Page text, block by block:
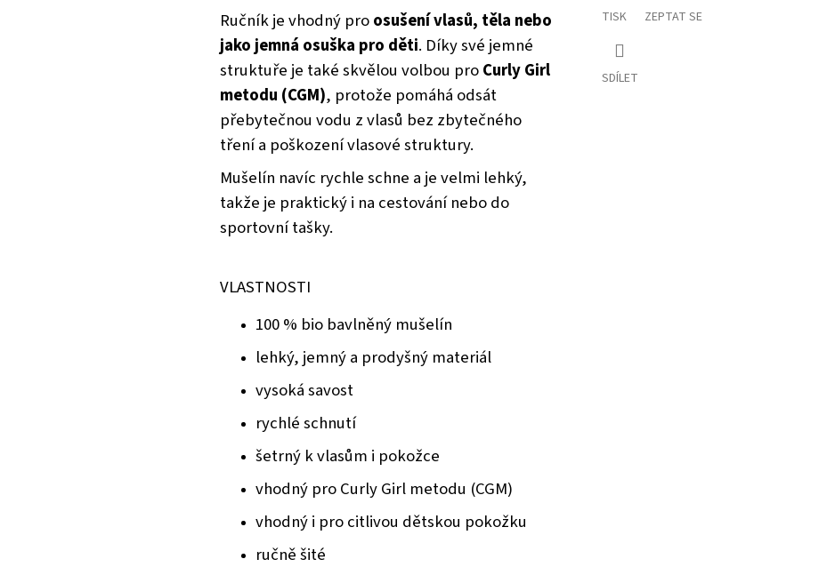
Ručník je vhodný proosušení vlasů, těla nebo
jako jemná osuška pro děti. Díky své jemné
struktuře je také skvělou volbou proCurly Girl
metodu (CGM), protože pomáhá odsát
přebytečnou vodu z vlasů bez zbytečného
tření a poškození vlasové struktury.
Mušelín navíc rychle schne a je velmi lehký,
takže je praktický i na cestování nebo do
sportovní tašky.
VLASTNOSTI
100 % bio bavlněný mušelín
lehký, jemný a prodyšný materiál
vysoká savost
rychlé schnutí
šetrný k vlasům i pokožce
vhodný pro Curly Girl metodu (CGM)
vhodný i pro citlivou dětskou pokožku
ručně šité
TISK ZEPTAT SE
SDÍLET